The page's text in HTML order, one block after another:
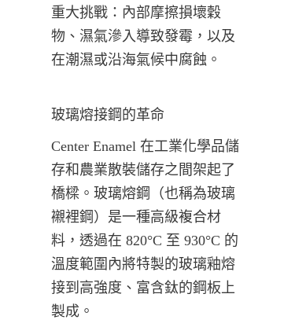
重大挑戰：內部摩擦損壞穀
物、濕氣滲入導致發霉，以及
在潮濕或沿海氣候中腐蝕。
玻璃熔接鋼的革命
Center Enamel 在工業化學品儲
存和農業散裝儲存之間架起了
橋樑。玻璃熔鋼（也稱為玻璃
襯裡鋼）是一種高級複合材
料，透過在 820°C 至 930°C 的
溫度範圍內將特製的玻璃釉熔
接到高強度、富含鈦的鋼板上
製成。